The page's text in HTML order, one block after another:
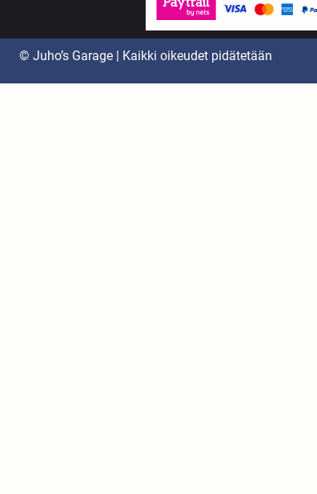
© Juho’s Garage | Kaikki oikeudet pidätetään